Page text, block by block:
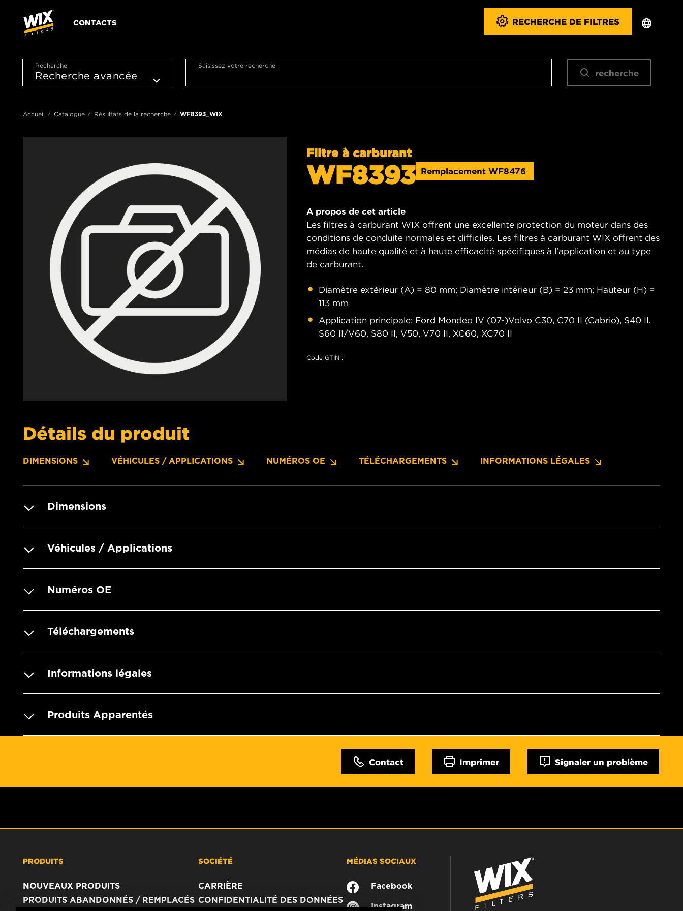
CONTACTS RECHERCHE DE FILTRES
Recherche Saisissez votre recherche
recherche
Accueil Catalogue Résultats de la recherche WF8393_WIX
Filtre à carburant
WF8393 Remplacement WF8476
A propos de cet article
Les filtres à carburant WIX offrent une excellente protection du moteur dans des
conditions de conduite normales et difficiles. Les filtres à carburant WIX offrent des
médias de haute qualité et à haute efficacité spécifiques à l'application et au type
de carburant.
Diamètre extérieur (A) = 80 mm; Diamètre intérieur (B) = 23 mm; Hauteur (H) =
113 mm
Application principale: Ford Mondeo IV (07-)Volvo C30, C70 II (Cabrio), S40 II,
S60 II/V60, S80 II, V50, V70 II, XC60, XC70 II
Code GTIN :
Détails du produit
DIMENSIONS VÉHICULES / APPLICATIONS NUMÉROS OE TÉLÉCHARGEMENTS INFORMATIONS LÉGALES
Dimensions
Véhicules / Applications
Numéros OE
Téléchargements
Informations légales
Produits Apparentés
Contact Imprimer Signaler un problème
PRODUITS
NOUVEAUX PRODUITS
PRODUITS ABANDONNÉS / REMPLACÉS
SOCIÉTÉ
CARRIÈRE
CONFIDENTIALITÉ DES DONNÉES
MÉDIAS SOCIAUX
Facebook
Instagram